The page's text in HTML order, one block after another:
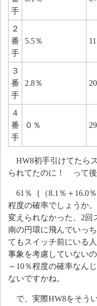
手
２
番
手
5.5％
３
番
手
2.8％
４
番
手
０％
HW8初手引けてたら
られてたのに！ って
61％｛（8.1％＋16.0
程度の確率でしょうか
変えられなかった、2回
南の円環に飛んでいっ
てもスイッチ前にいる
事象を考慮していない
～10％程度の確率なん
ないですかね。
で、実際HW8をそう